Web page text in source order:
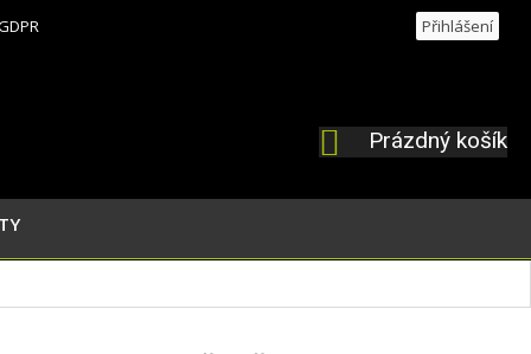
Přihlášení
NÁKUPNÍ
Prázdný košík